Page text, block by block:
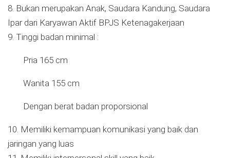
8. Bukan merupakan Anak, Saudara Kandung, Saudara
Ipar dari Karyawan Aktif BPJS Ketenagakerjaan
9. Tinggi badan minimal :
Pria 165 cm
Wanita 155 cm
Dengan berat badan proporsional
10. Memiliki kemampuan komunikasi yang baik dan
jaringan yang luas